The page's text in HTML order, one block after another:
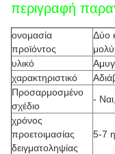
περιγραφή
ονομασία
προϊόντος
Δύο
υλικό
χαρακτηριστικό
Προσαρμοσμένο
σχέδιο
-
χρόνος
προετοιμασίας
δειγματοληψίας
5-7